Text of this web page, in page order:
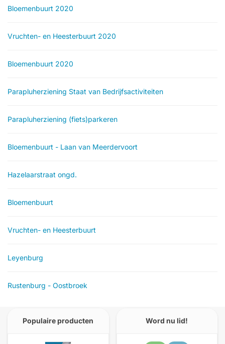
Bloemenbuurt 2020
Vruchten- en Heesterbuurt 2020
Bloemenbuurt 2020
Parapluherziening Staat van Bedrijfsactiviteiten
Parapluherziening (fiets)parkeren
Bloemenbuurt - Laan van Meerdervoort
Hazelaarstraat ongd.
Bloemenbuurt
Vruchten- en Heesterbuurt
Leyenburg
Rustenburg - Oostbroek
Populaire producten Word nu lid!